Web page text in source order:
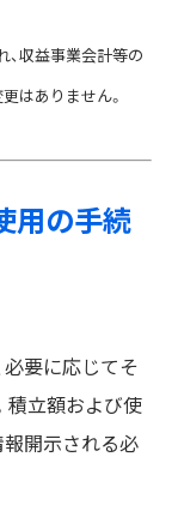
収益事業会計等の
はありません。
用の手続
要に応じてそ
積立額および使
開示される必